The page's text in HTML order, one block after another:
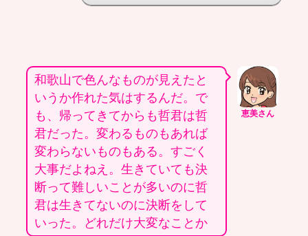
恵美さん
和歌山で色んなものが見えたと
いうか作れた気はするんだ。で
も、帰ってきてからも哲君は哲
君だった。変わるものもあれば
変わらないものもある。すごく
大事だよねえ。生きていても決
断って難しいことが多いのに哲
君は生きてないのに決断をして
いった。どれだけ大変なことか